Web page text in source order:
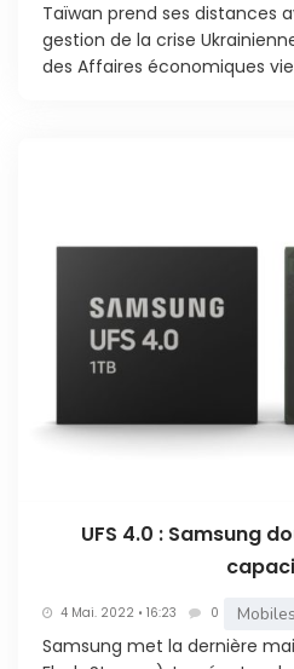
Taïwan prend ses distances
gestion de la crise
des Affaires économiques
UFS 4.0 : Samsung
4 Mai. 2022 • 16:23 0
Samsung met la dernière